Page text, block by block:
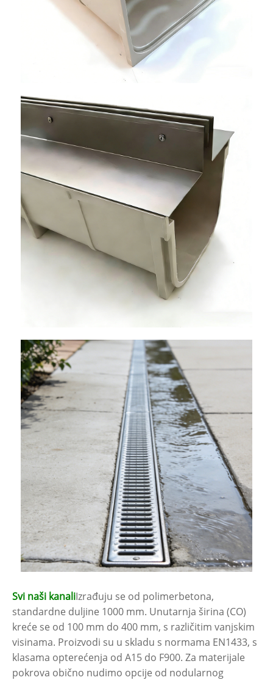
Svi naši kanaliIzrađuju se od polimerbetona,
standardne duljine 1000 mm. Unutarnja širina (CO)
kreće se od 100 mm do 400 mm, s različitim vanjskim
visinama. Proizvodi su u skladu s normama EN1433, s
klasama opterećenja od A15 do F900. Za materijale
pokrova obično nudimo opcije od nodularnog